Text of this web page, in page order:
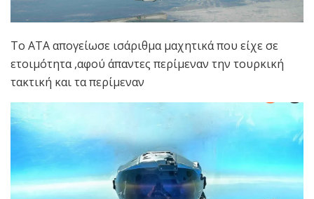
Το ΑΤΑ απογείωσε ισάριθμα μαχητικά που είχε σε
ετοιμότητα ,αφού άπαντες περίμεναν την τουρκική
τακτική και τα περίμεναν